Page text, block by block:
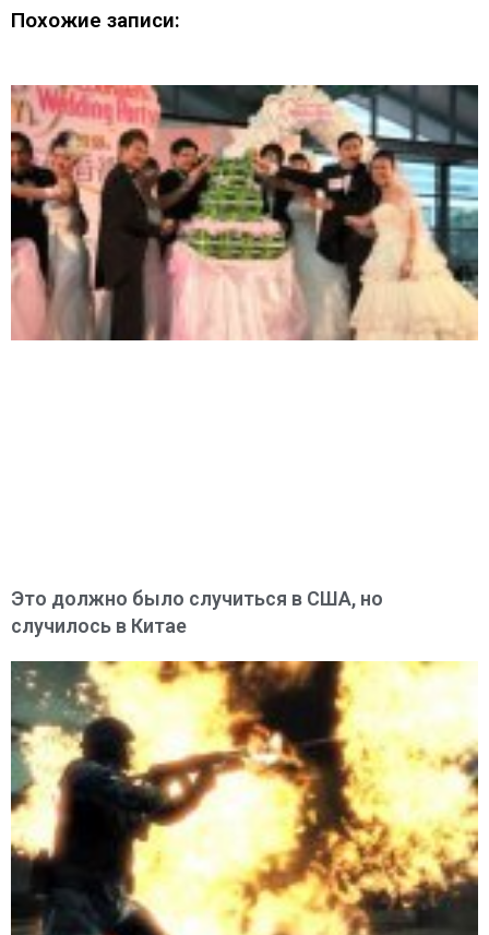
Похожие записи:
Это должно было случиться в США, но
случилось в Китае